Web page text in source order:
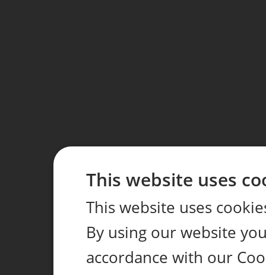
This website uses
This website uses
By using our website
accordance with our